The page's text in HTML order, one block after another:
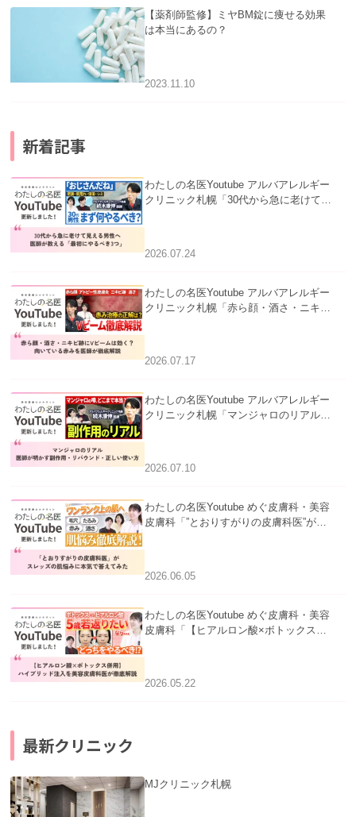
【薬剤師監修】ミヤBM錠に痩せる効果
は本当にあるの？
2023.11.10
新着記事
わたしの名医Youtube アルバアレルギー
クリニック札幌「30代から急に老けて見
べき3つ」」を公開いたしました。
2026.07.24
わたしの名医Youtube アルバアレルギー
クリニック札幌「赤ら顔・酒さ・ニキビ
医師が徹底解説」を公開いたしました。
2026.07.17
わたしの名医Youtube アルバアレルギー
クリニック札幌「マンジャロのリアル｜
い使い方」を公開いたしました。
2026.07.10
わたしの名医Youtube めぐ皮膚科・美容
皮膚科「”とおりすがりの皮膚科医”がス
公開いたしました。
2026.06.05
わたしの名医Youtube めぐ皮膚科・美容
皮膚科「【ヒアルロン酸×ボトックス併
徹底解説」を公開いたしました。
2026.05.22
最新クリニック
MJクリニック札幌